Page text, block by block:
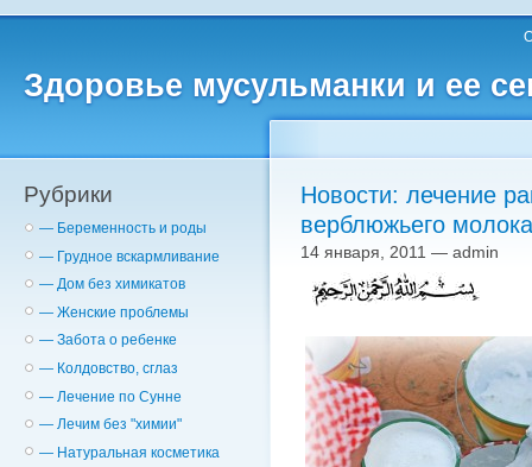
Здоровье мусульманки и ее
Рубрики
— Беременность и роды
— Грудное вскармливание
— Дом без химикатов
— Женские проблемы
— Забота о ребенке
— Колдовство, сглаз
— Лечение по Сунне
— Лечим без "химии"
— Натуральная косметика
Новости: лечение
верблюжьего
14 января, 2011 — admin